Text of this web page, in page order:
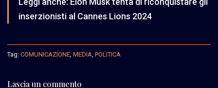
inserzionisti al Cannes Lions 2024
Tag: COMUNICAZIONE, MEDIA, POLITICA
Lascia un commento